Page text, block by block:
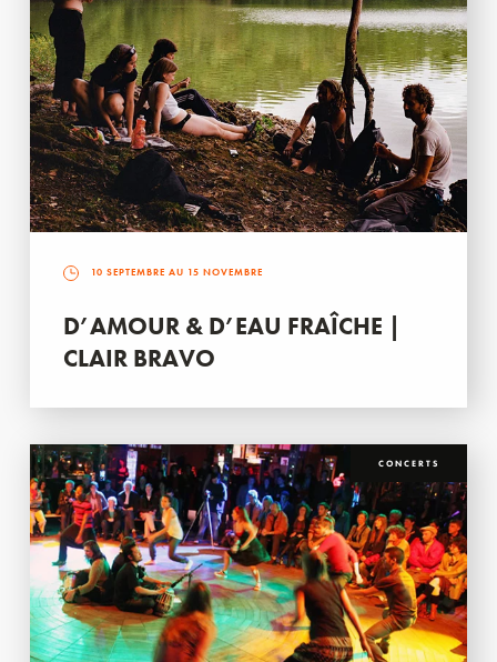
10 SEPTEMBRE AU 15 NOVEMBRE
D’AMOUR & D’EAU FRAÎCHE |
CLAIR BRAVO
CONCERTS